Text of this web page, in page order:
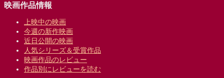
映画作品情報
上映中の映画
今週の新作映画
近日公開の映画
人気シリーズ＆受賞作品
映画作品のレビュー
作品別にレビューを読む